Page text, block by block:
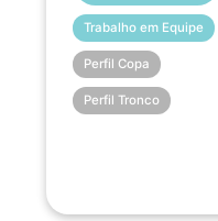
Trabalho em Equipe
Perfil Copa
Perfil Tronco